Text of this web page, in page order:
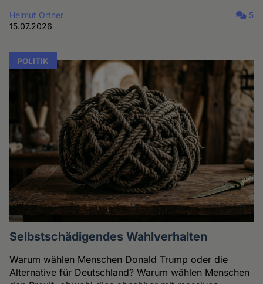
Helmut Ortner
15.07.2026
5
POLITIK
Selbstschädigendes Wahlverhalten
Warum wählen Menschen Donald Trump oder die
Alternative für Deutschland? Warum wählen Menschen